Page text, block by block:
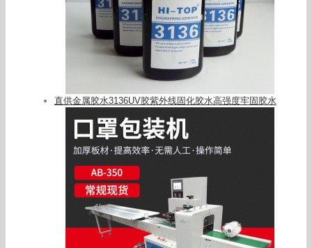
直供金属胶水3136UV胶紫外线固化胶水高强度牢固胶水